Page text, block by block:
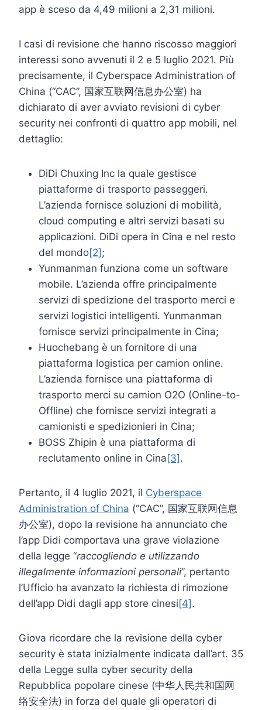
app è sceso da 4,49 milioni a 2,31 milioni.
I casi di revisione che hanno riscosso maggiori
interessi sono avvenuti il 2 e 5 luglio 2021. Più
precisamente, il Cyberspace Administration of
China (“CAC”, 国家互联网信息办公室) ha
dichiarato di aver avviato revisioni di cyber
security nei confronti di quattro app mobili, nel
dettaglio:
DiDi Chuxing Inc la quale gestisce
piattaforme di trasporto passeggeri.
L’azienda fornisce soluzioni di mobilità,
cloud computing e altri servizi basati su
applicazioni. DiDi opera in Cina e nel resto
del mondo[2];
Yunmanman funziona come un software
mobile. L’azienda offre principalmente
servizi di spedizione del trasporto merci e
servizi logistici intelligenti. Yunmanman
fornisce servizi principalmente in Cina;
Huochebang è un fornitore di una
piattaforma logistica per camion online.
L’azienda fornisce una piattaforma di
trasporto merci su camion O2O (Online-to-
Offline) che fornisce servizi integrati a
camionisti e spedizionieri in Cina;
BOSS Zhipin è una piattaforma di
reclutamento online in Cina[3].
Pertanto, il 4 luglio 2021, il Cyberspace
Administration of China (“CAC”, 国家互联网信息
办公室), dopo la revisione ha annunciato che
l’app Didi comportava una grave violazione
della legge “raccogliendo e utilizzando
illegalmente informazioni personali”, pertanto
l’Ufficio ha avanzato la richiesta di rimozione
dell’app Didi dagli app store cinesi[4].
Giova ricordare che la revisione della cyber
security è stata inizialmente indicata dall’art. 35
della Legge sulla cyber security della
Repubblica popolare cinese (中华人民共和国网
络安全法) in forza del quale gli operatori di